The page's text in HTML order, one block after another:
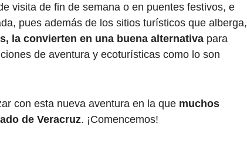
visita de fin de semana o en puentes festivos, e
pues además de los sitios turísticos que alberga,
la convierten en una buena alternativa para
de aventura y ecoturísticas como lo son
con esta nueva aventura en la que muchos
de Veracruz. ¡Comencemos!